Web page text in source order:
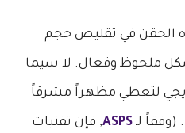
الحقن في تقليص حجم
ملحوظ وفعال. لا سيما
لتعطي مظهراً مشرقاً
(وفقاً لـASPS, فإن تقنيات